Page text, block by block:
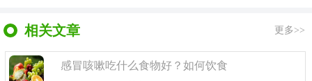
相关文章 更多>>
感冒咳嗽吃什么食物好？如何饮食